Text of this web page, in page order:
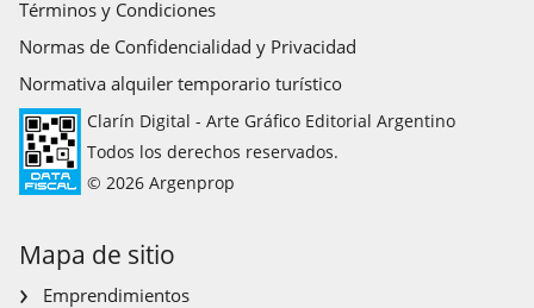
Términos y Condiciones
Normas de Confidencialidad y Privacidad
Normativa alquiler temporario turístico
Clarín Digital - Arte Gráfico Editorial Argentino
Todos los derechos reservados.
© 2026 Argenprop
Mapa de sitio
Emprendimientos